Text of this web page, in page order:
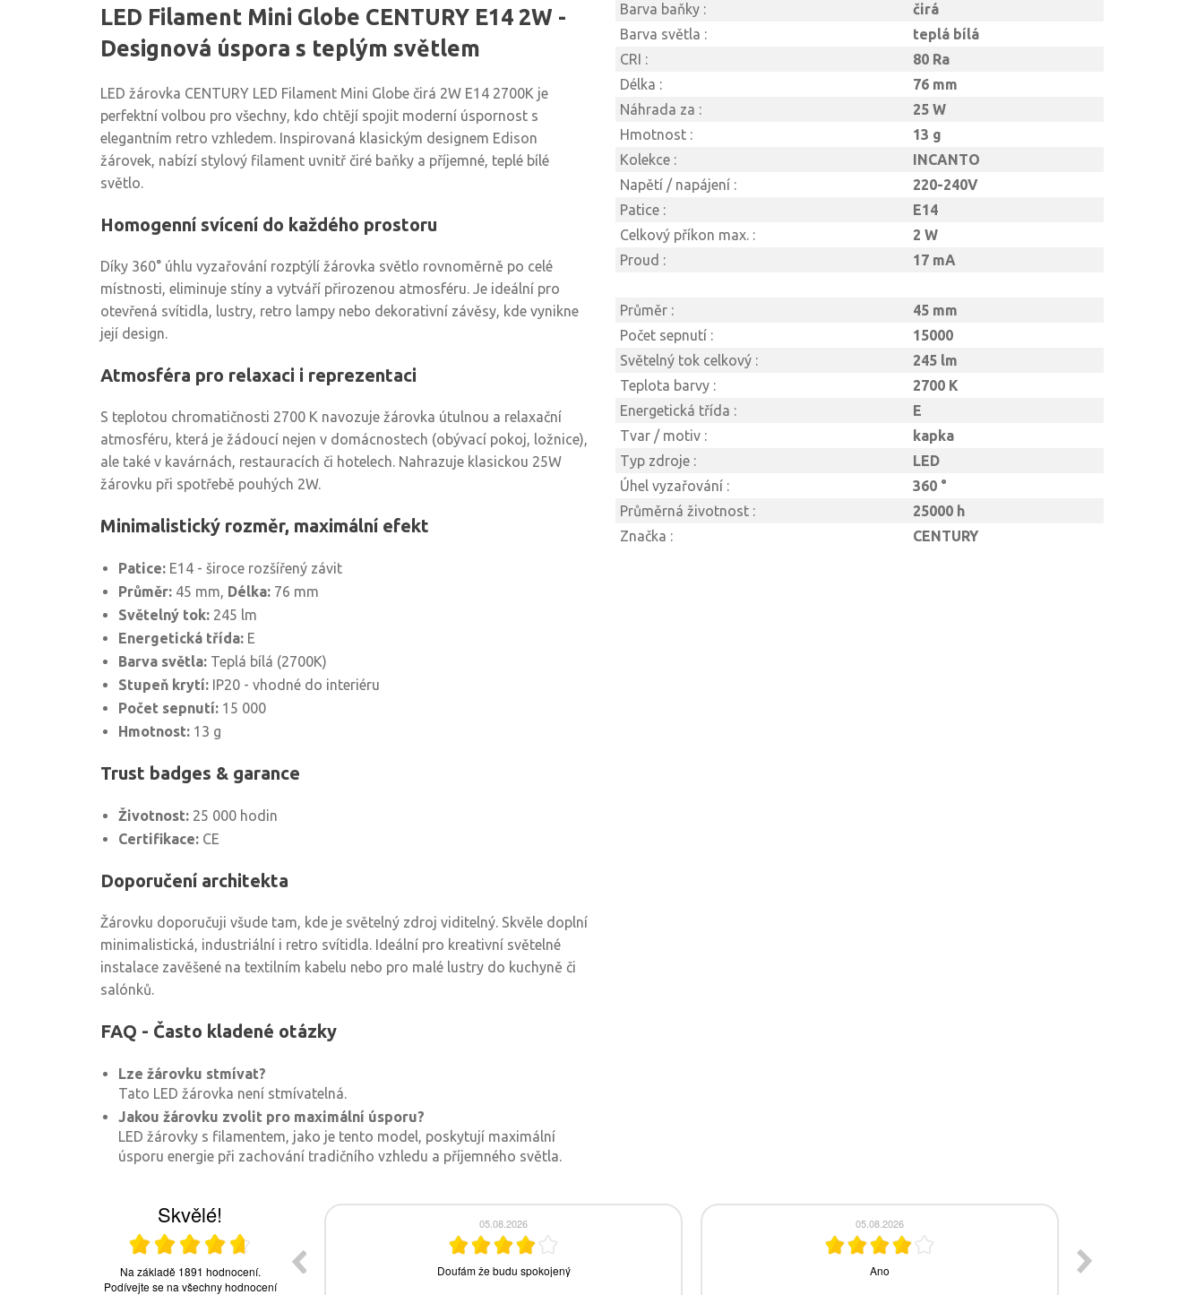
LED Filament Mini Globe CENTURY E14 2W -
Designová úspora s teplým světlem
LED žárovka CENTURY LED Filament Mini Globe čirá 2W E14 2700K je
perfektní volbou pro všechny, kdo chtějí spojit moderní úspornost s
elegantním retro vzhledem. Inspirovaná klasickým designem Edison
žárovek, nabízí stylový filament uvnitř čiré baňky a příjemné, teplé bílé
světlo.
Homogenní svícení do každého prostoru
Díky 360° úhlu vyzařování rozptýlí žárovka světlo rovnoměrně po celé
místnosti, eliminuje stíny a vytváří přirozenou atmosféru. Je ideální pro
otevřená svítidla, lustry, retro lampy nebo dekorativní závěsy, kde vynikne
její design.
Atmosféra pro relaxaci i reprezentaci
S teplotou chromatičnosti 2700 K navozuje žárovka útulnou a relaxační
atmosféru, která je žádoucí nejen v domácnostech (obývací pokoj, ložnice),
ale také v kavárnách, restauracích či hotelech. Nahrazuje klasickou 25W
žárovku při spotřebě pouhých 2W.
Minimalistický rozměr, maximální efekt
Patice: E14 - široce rozšířený závit
Průměr: 45 mm, Délka: 76 mm
Světelný tok: 245 lm
Energetická třída: E
Barva světla: Teplá bílá (2700K)
Stupeň krytí: IP20 - vhodné do interiéru
Počet sepnutí: 15 000
Hmotnost: 13 g
Trust badges & garance
Životnost: 25 000 hodin
Certifikace: CE
Doporučení architekta
Žárovku doporučuji všude tam, kde je světelný zdroj viditelný. Skvěle doplní
minimalistická, industriální i retro svítidla. Ideální pro kreativní světelné
instalace zavěšené na textilním kabelu nebo pro malé lustry do kuchyně či
salónků.
FAQ - Často kladené otázky
Lze žárovku stmívat?
Tato LED žárovka není stmívatelná.
Jakou žárovku zvolit pro maximální úsporu?
LED žárovky s filamentem, jako je tento model, poskytují maximální
úsporu energie při zachování tradičního vzhledu a příjemného světla.
Barva baňky :
čirá
Barva světla :
teplá bílá
CRI :
80 Ra
Délka :
76 mm
Náhrada za :
25 W
Hmotnost :
13 g
Kolekce :
INCANTO
Napětí / napájení :
220-240V
Patice :
E14
Celkový příkon max. :
2 W
Proud :
17 mA
Průměr :
45 mm
Počet sepnutí :
15000
Světelný tok celkový :
245 lm
Teplota barvy :
2700 K
Energetická třída :
E
Tvar / motiv :
kapka
Typ zdroje :
LED
Úhel vyzařování :
360 °
Průměrná životnost :
25000 h
Značka :
CENTURY